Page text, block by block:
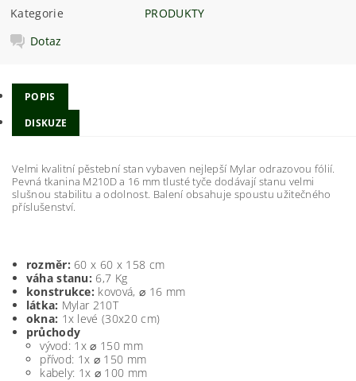
Kategorie
PRODUKTY
Dotaz
POPIS
DISKUZE
Velmi kvalitní pěstební stan vybaven nejlepší Mylar odrazovou fólií.
Pevná tkanina M210D a 16 mm tlusté tyče dodávají stanu velmi
slušnou stabilitu a odolnost. Balení obsahuje spoustu užitečného
příslušenství.
rozměr: 60 x 60 x 158 cm
váha stanu: 6,7 Kg
konstrukce: kovová, ⌀ 16 mm
látka: Mylar 210T
okna: 1x levé (30x20 cm)
průchody
vývod: 1x ⌀ 150 mm
přívod: 1x ⌀ 150 mm
kabely: 1x ⌀ 100 mm